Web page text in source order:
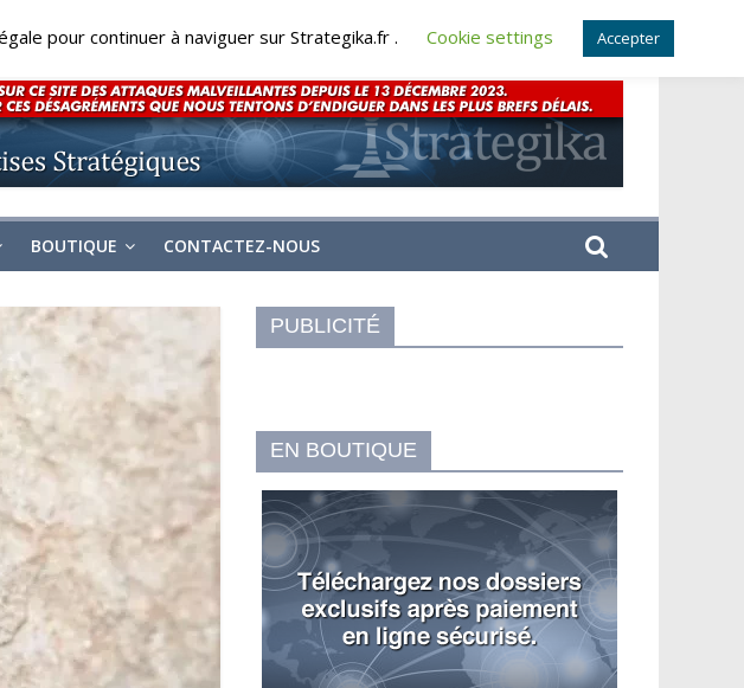
BOUTIQUE CONTACTEZ-NOUS
PUBLICITÉ
EN BOUTIQUE
pour continuer à naviguer sur Strategika.fr . Cookie settings Accepter